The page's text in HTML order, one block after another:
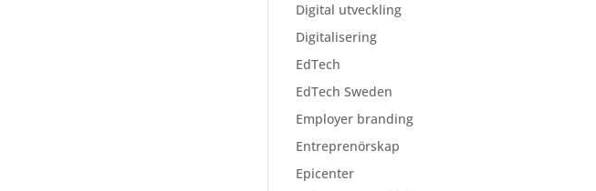
Digital utveckling
Digitalisering
EdTech
EdTech Sweden
Employer branding
Entreprenörskap
Epicenter